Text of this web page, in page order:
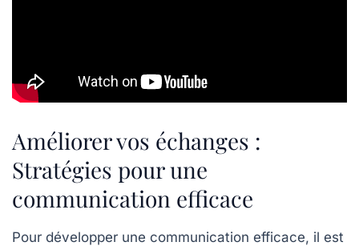
Améliorer vos échanges :
Stratégies pour une
communication efficace
Pour développer une communication efficace, il est